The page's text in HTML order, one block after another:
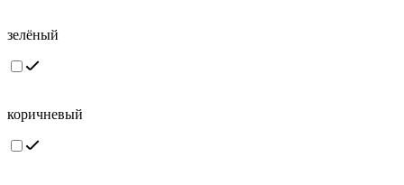
зелёный
коричневый